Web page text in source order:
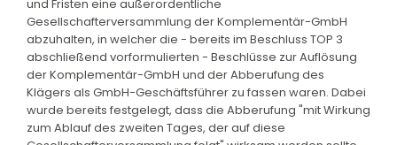
und Fristen eine außerordentliche
Gesellschafterversammlung der Komplementär-GmbH
abzuhalten, in welcher die - bereits im Beschluss TOP 3
abschließend vorformulierten - Beschlüsse zur Auflösung
der Komplementär-GmbH und der Abberufung des
Klägers als GmbH-Geschäftsführer zu fassen waren. Dabei
wurde bereits festgelegt, dass die Abberufung "mit Wirkung
zum Ablauf des zweiten Tages, der auf diese